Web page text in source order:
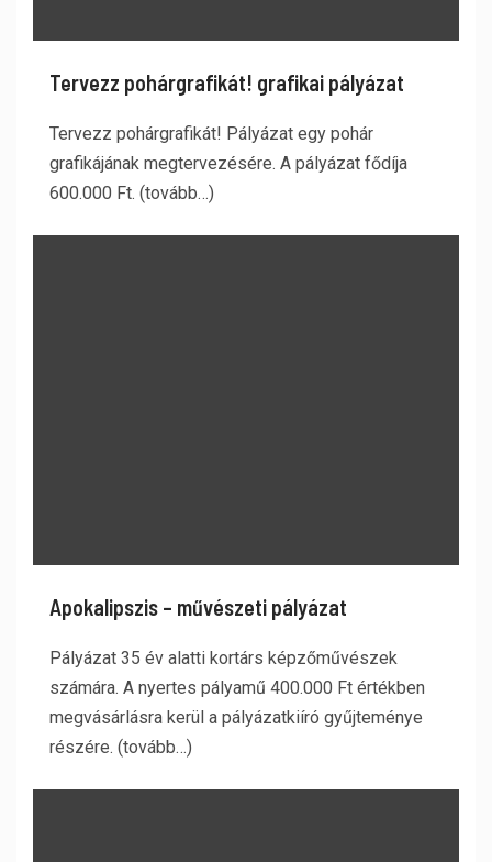
Tervezz pohárgrafikát! grafikai pályázat
Tervezz pohárgrafikát! Pályázat egy pohár
grafikájának megtervezésére. A pályázat fődíja
600.000 Ft. (tovább…)
Apokalipszis – művészeti pályázat
Pályázat 35 év alatti kortárs képzőművészek
számára. A nyertes pályamű 400.000 Ft értékben
megvásárlásra kerül a pályázatkiíró gyűjteménye
részére. (tovább…)